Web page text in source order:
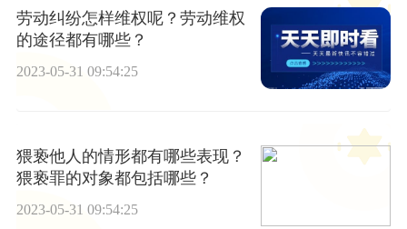
劳动纠纷怎样维权呢？劳动维权
的途径都有哪些？
2023-05-31 09:54:25
猥亵他人的情形都有哪些表现？
猥亵罪的对象都包括哪些？
2023-05-31 09:54:25